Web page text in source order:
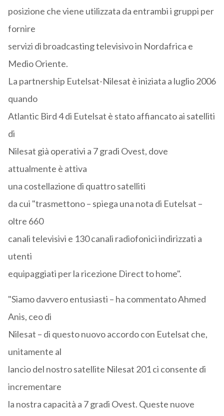
posizione che viene utilizzata da entrambi i gruppi per
fornire
servizi di broadcasting televisivo in Nordafrica e
Medio Oriente.
La partnership Eutelsat-Nilesat è iniziata a luglio 2006
quando
Atlantic Bird 4 di Eutelsat è stato affiancato ai satelliti
di
Nilesat già operativi a 7 gradi Ovest, dove
attualmente è attiva
una costellazione di quattro satelliti
da cui "trasmettono – spiega una nota di Eutelsat –
oltre 660
canali televisivi e 130 canali radiofonici indirizzati a
utenti
equipaggiati per la ricezione Direct to home".
"Siamo davvero entusiasti – ha commentato Ahmed
Anis, ceo di
Nilesat – di questo nuovo accordo con Eutelsat che,
unitamente al
lancio del nostro satellite Nilesat 201 ci consente di
incrementare
la nostra capacità a 7 gradi Ovest. Queste nuove